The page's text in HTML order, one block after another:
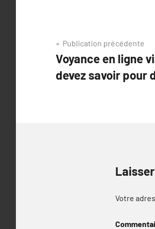
Navigation
de
l’article
Publication précédente
Voyance en ligne
devez savoir pour
Votre